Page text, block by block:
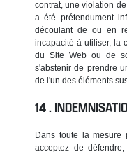
contrat, une violation
a été prétendument
découlant de ou en
incapacité à utiliser, la
du Site Web ou de
s'abstenir de prendre
de l'un des éléments
Dans toute la mesure
acceptez de